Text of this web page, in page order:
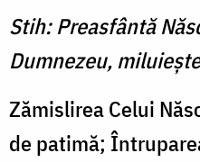
Stih: Preasfântă
Dumnezeu,
Zămislirea Celui
de patimă;